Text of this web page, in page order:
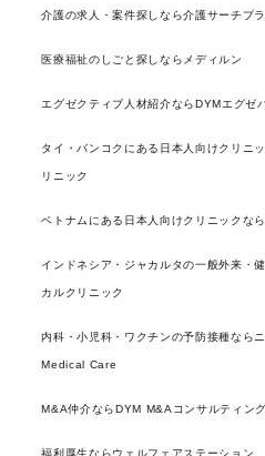
介護の求人・案件探しなら介護サーチプラ
医療福祉のしごと探しならメディルン
エグゼクティブ人材紹介ならDYMエグゼ
タイ・バンコクにある日本人向けクリニ
リニック
ベトナムにある日本人向けクリニックな
インドネシア・ジャカルタの一般外来・
カルクリニック
内科・小児科・ワクチンの予防接種なら
Medical Care
M&A仲介ならDYM M&Aコンサルティング
福利厚生ならウェルフェアステーション